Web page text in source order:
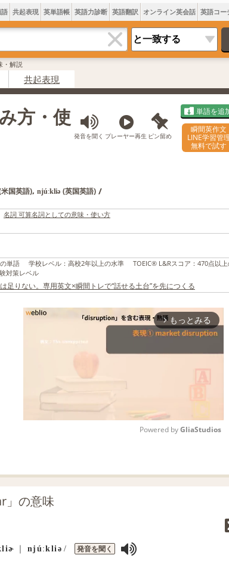
共起表現 英単語帳 英語力診断 英語翻訳 オンライン英会話 英語コー
・解説
共起表現
方・使
発音を聞く プレーヤー再生 ピン留め
単語を追
瞬間英作文
LINE学習管
無料で試す
国英語), njúːkliə (英国英語) /
名詞 可算名詞としての意味・使い方
単語 学校レベル ： 高校2年以上の水準 TOEIC® L&Rスコア ： 470点以
対策レベル
足りない。専用英文×瞬間トレで“話せる土台”を先につくる
arrow_forward_ios もっとみる
Powered by GliaStudios
」の意味
njúːkliə / 発音を聞く